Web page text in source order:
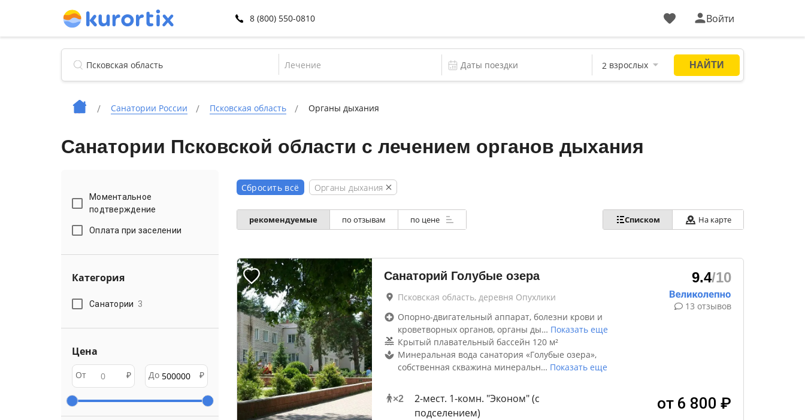
8 (800) 550-0810 Войти
Лечение
Санатории России Псковская область Органы дыхания
Санатории Псковской области с лечением органов дыхания
Моментальное
подтверждение
Оплата при заселении
Категория
Санатории 3
Цена
От ₽ До ₽
Сбросить всё Органы дыхания
рекомендуемые по отзывам по цене Списком На карте
Санаторий Голубые озера
Псковская область, деревня Опухлики
Опорно-двигательный аппарат, болезни крови и
кроветворных органов, органы ды… Показать еще
Крытый плавательный бассейн 120 м²
Минеральная вода санатория «Голубые озера»,
собственная скважина минеральн… Показать еще
×2
2-мест. 1-комн. "Эконом" (с
подселением)
9.4/10
13 отзывов
от 6 800 ₽